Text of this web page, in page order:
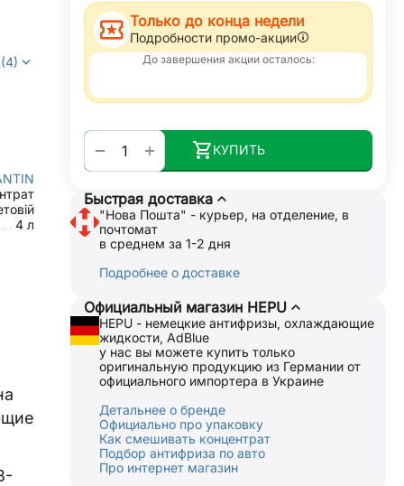
4 л
Только до конца недели
Подробности промо-акции
До завершения акции осталось:
+
− КУПИТЬ
Быстрая доставка
"Нова Пошта" - курьер, на отделение, в
почтомат
в среднем за 1-2 дня
Подробнее о доставке
Официальный магазин HEPU
HEPU - немецкие антифризы, охлаждающие
жидкости, AdBlue
у нас вы можете купить только
оригинальную продукцию из Германии от
официального импортера в Украине
Детальнее о бренде
Официально про упаковку
Как смешивать концентрат
Подбор антифриза по авто
Про интернет магазин